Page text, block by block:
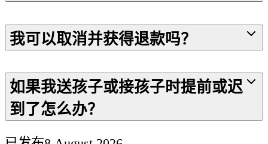
我可以取消并获得退款吗？
如果我送孩子或接孩子时提前或迟
到了怎么办？